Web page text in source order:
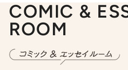
COMIC &
ROOM